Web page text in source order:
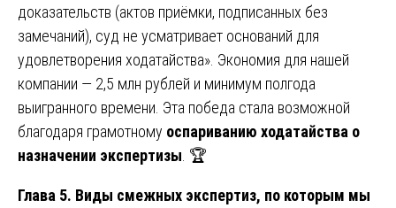
доказательств (актов приёмки, подписанных без
замечаний), суд не усматривает оснований для
удовлетворения ходатайства». Экономия для нашей
компании — 2,5 млн рублей и минимум полгода
выигранного времени. Эта победа стала возможной
благодаря грамотному оспариванию ходатайства о
назначении экспертизы . 🏆
Глава 5. Виды смежных экспертиз, по которым мы